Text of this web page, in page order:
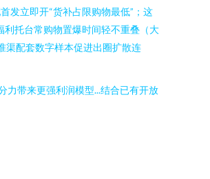
发立即开“货补占限购物最低”；这
托台常购物置爆时间轻不重叠（大
渠配套数字样本促进出圈扩散连
力带来更强利润模型...结合已有开放